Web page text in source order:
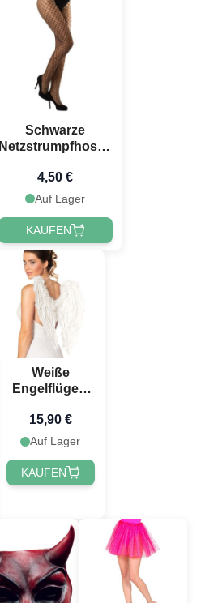
Schwarze
Netzstrumpfhosen
4,50 €
Auf Lager
KAUFEN
Weiße
Engelflügel -
15,90 €
Auf Lager
KAUFEN